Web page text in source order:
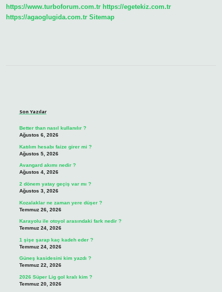
https://www.turboforum.com.tr https://egetekiz.com.tr
https://agaoglugida.com.tr Sitemap
Son Yazılar
Better than nasıl kullanılır ?
Ağustos 6, 2026
Katılım hesabı faize girer mi ?
Ağustos 5, 2026
Avangard akımı nedir ?
Ağustos 4, 2026
2 dönem yatay geçiş var mı ?
Ağustos 3, 2026
Kozalaklar ne zaman yere düşer ?
Temmuz 26, 2026
Karayolu ile otoyol arasındaki fark nedir ?
Temmuz 24, 2026
1 şişe şarap kaç kadeh eder ?
Temmuz 24, 2026
Güneş kasidesini kim yazdı ?
Temmuz 22, 2026
2026 Süper Lig gol kralı kim ?
Temmuz 20, 2026